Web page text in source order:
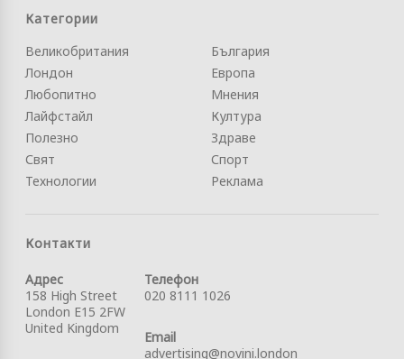
Категории
Великобритания
Лондон
Любопитно
Лайфстайл
Полезно
Свят
Технологии
България
Европа
Мнения
Култура
Здраве
Спорт
Реклама
Контакти
Адрес
158 High Street
London E15 2FW
United Kingdom
Телефон
020 8111 1026
Email
advertising@novini.london